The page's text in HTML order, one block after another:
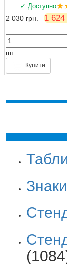
✓ Доступно
2 030 грн. 1 624
шт
Купити